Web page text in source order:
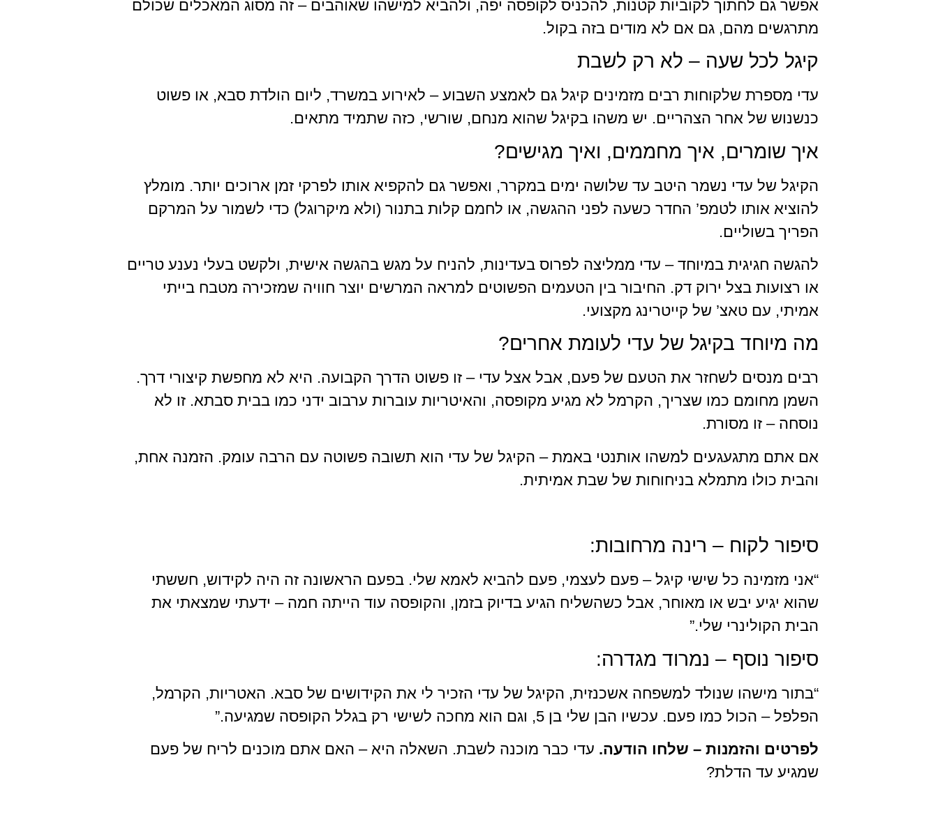
אפשר גם לחתוך לקוביות קטנות, להכניס לקופסה יפה, ולהביא למישהו שאוהבים – זה מסוג המאכלים שכולם
מתרגשים מהם, גם אם לא מודים בזה בקול.
קיגל לכל שעה – לא רק לשבת
עדי מספרת שלקוחות רבים מזמינים קיגל גם לאמצע השבוע – לאירוע במשרד, ליום הולדת סבא, או פשוט
כנשנוש של אחר הצהריים. יש משהו בקיגל שהוא מנחם, שורשי, כזה שתמיד מתאים.
איך שומרים, איך מחממים, ואיך מגישים?
הקיגל של עדי נשמר היטב עד שלושה ימים במקרר, ואפשר גם להקפיא אותו לפרקי זמן ארוכים יותר. מומלץ
להוציא אותו לטמפ’ החדר כשעה לפני ההגשה, או לחמם קלות בתנור (ולא מיקרוגל) כדי לשמור על המרקם
הפריך בשוליים.
להגשה חגיגית במיוחד – עדי ממליצה לפרוס בעדינות, להניח על מגש בהגשה אישית, ולקשט בעלי נענע טריים
או רצועות בצל ירוק דק. החיבור בין הטעמים הפשוטים למראה המרשים יוצר חוויה שמזכירה מטבח בייתי
אמיתי, עם טאצ’ של קייטרינג מקצועי.
מה מיוחד בקיגל של עדי לעומת אחרים?
רבים מנסים לשחזר את הטעם של פעם, אבל אצל עדי – זו פשוט הדרך הקבועה. היא לא מחפשת קיצורי דרך.
השמן מחומם כמו שצריך, הקרמל לא מגיע מקופסה, והאיטריות עוברות ערבוב ידני כמו בבית סבתא. זו לא
נוסחה – זו מסורת.
אם אתם מתגעגעים למשהו אותנטי באמת – הקיגל של עדי הוא תשובה פשוטה עם הרבה עומק. הזמנה אחת,
והבית כולו מתמלא בניחוחות של שבת אמיתית.
סיפור לקוח – רינה מרחובות:
“אני מזמינה כל שישי קיגל – פעם לעצמי, פעם להביא לאמא שלי. בפעם הראשונה זה היה לקידוש, חששתי
שהוא יגיע יבש או מאוחר, אבל כשהשליח הגיע בדיוק בזמן, והקופסה עוד הייתה חמה – ידעתי שמצאתי את
הבית הקולינרי שלי.”
סיפור נוסף – נמרוד מגדרה:
“בתור מישהו שנולד למשפחה אשכנזית, הקיגל של עדי הזכיר לי את הקידושים של סבא. האטריות, הקרמל,
הפלפל – הכול כמו פעם. עכשיו הבן שלי בן 5, וגם הוא מחכה לשישי רק בגלל הקופסה שמגיעה.”
לפרטים והזמנות – שלחו הודעה. עדי כבר מוכנה לשבת. השאלה היא – האם אתם מוכנים לריח של פעם
שמגיע עד הדלת?